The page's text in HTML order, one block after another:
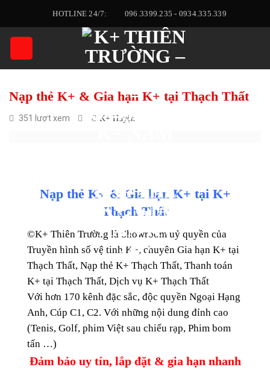
content
HOTLINE 24/7: 096.3399.235 - 0934.335.339
Nạp thẻ K+ & Gia hạn K+ tại Thạch Thất
351 lượt xem K+ Huyện
Nạp thẻ K+ & Gia hạn K+ tại K+
Thạch Thất
©K+ Thiên Trường là Showroom uỷ quyền của
Truyền hình số vệ tinh K+, chuyên Gia hạn K+ tại
Thạch Thất, Nạp thẻ K+ Thạch Thất, Thanh toán
K+ tại Thạch Thất, Dịch vụ K+ Thạch Thất
Với hơn 170 kênh đặc sắc, độc quyền Ngoại Hạng
Anh, Cúp C1, C2. Với những nội dung đỉnh cao
(Tenis, Golf, phim Việt sau chiếu rạp, Phim bom
tấn …)
Đảm bảo uy tín, lắp đặt & gia hạn nhanh